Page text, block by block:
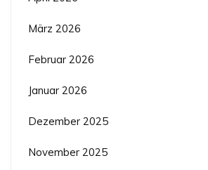
März 2026
Februar 2026
Januar 2026
Dezember 2025
November 2025